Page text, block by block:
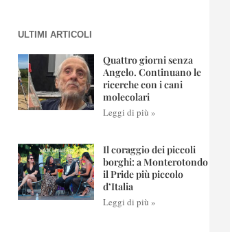
ULTIMI ARTICOLI
Quattro giorni senza
Angelo. Continuano le
ricerche con i cani
molecolari
Leggi di più »
Il coraggio dei piccoli
borghi: a Monterotondo
il Pride più piccolo
d’Italia
Leggi di più »